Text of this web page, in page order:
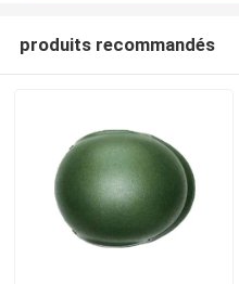
produits recommandés